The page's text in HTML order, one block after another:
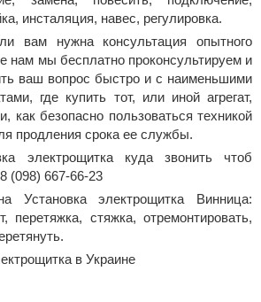
инсталяция, навес, регулировка.
вам нужна консультация опытного
нам мы бесплатно проконсультируем и
ваш вопрос быстро и с наименьшими
где купить тот, или иной агрегат,
как безопасно пользоваться техникой
продления срока ее службы.
электрощитка куда звонить чтоб
(098) 667-66-23
Установка электрощитка Винница:
перетяжка, стяжка, отремонтировать,
в Украине